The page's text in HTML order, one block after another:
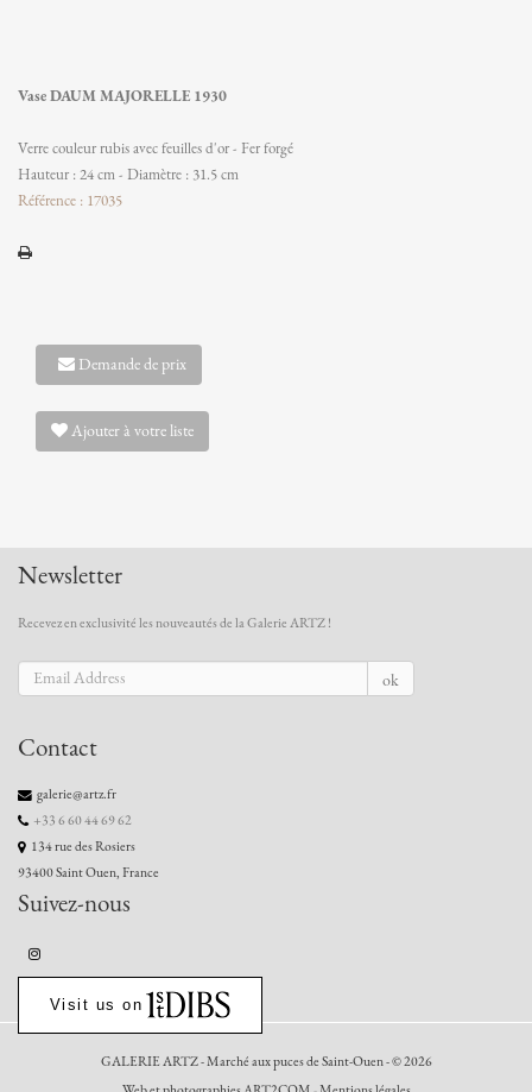
Vase DAUM MAJORELLE 1930
Verre couleur rubis avec feuilles d'or - Fer forgé
Hauteur : 24 cm - Diamètre : 31.5 cm
Référence : 17035
Demande de prix
Ajouter à votre liste
Newsletter
Recevez en exclusivité les nouveautés de la Galerie ARTZ !
ok
Contact
galerie@artz.fr
+33 6 60 44 69 62
134 rue des Rosiers
93400 Saint Ouen, France
Suivez-nous
Visit us on
GALERIE ARTZ - Marché aux puces de Saint-Ouen - © 2026